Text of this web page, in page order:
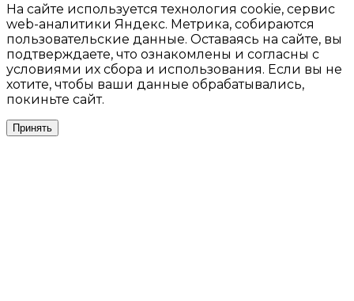
На сайте используется технология cookie, сервис
web-аналитики Яндекс. Метрика, собираются
пользовательские данные. Оставаясь на сайте, вы
подтверждаете, что ознакомлены и согласны с
условиями их сбора и использования. Если вы не
хотите, чтобы ваши данные обрабатывались,
покиньте сайт.
Принять